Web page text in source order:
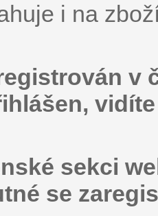
i na
v
sekci
se